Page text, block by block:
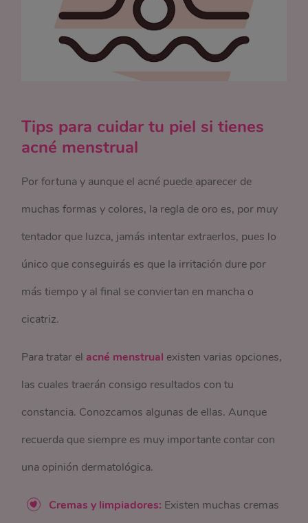
Tips para cuidar tu piel si tienes
acné menstrual
Por fortuna y aunque el acné puede aparecer de
muchas formas y colores, la regla de oro es, por muy
tentador que luzca, jamás intentar extraerlos, pues lo
único que conseguirás es que la irritación dure por
más tiempo y al final se conviertan en mancha o
cicatriz.
Para tratar el acné menstrual existen varias opciones,
las cuales traerán consigo resultados con tu
constancia. Conozcamos algunas de ellas. Aunque
recuerda que siempre es muy importante contar con
una opinión dermatológica.
Cremas y limpiadores: Existen muchas cremas